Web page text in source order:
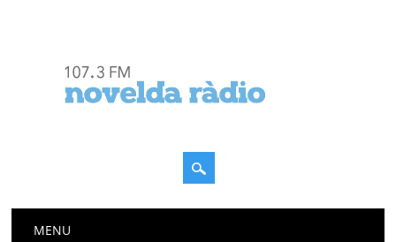
Menú principal
MENU